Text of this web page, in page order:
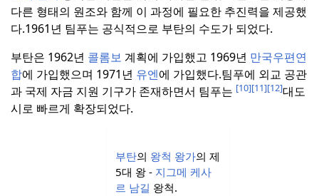
다른 형태의 원조와 함께 이 과정에 필요한 추진력을 제공했
다.1961년 팀푸는 공식적으로 부탄의 수도가 되었다.
부탄은 1962년 콜롬보 계획에 가입했고 1969년 만국우편연
합에 가입했으며 1971년 유엔에 가입했다.팀푸에 외교 공관
과 국제 자금 지원 기구가 존재하면서 팀푸는 [10][11][12]대도
시로 빠르게 확장되었다.
부탄의 왕척 왕가의 제
5대 왕 - 지그메 케사
르 남길 왕척.